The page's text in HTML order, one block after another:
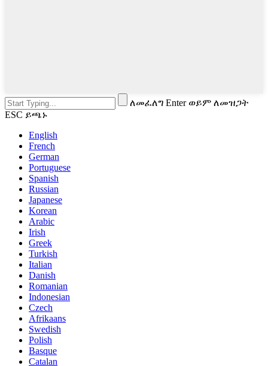
ለመፈለግ Enter ወይም ለመዝጋት
ESC ይጫኑ
English
French
German
Portuguese
Spanish
Russian
Japanese
Korean
Arabic
Irish
Greek
Turkish
Italian
Danish
Romanian
Indonesian
Czech
Afrikaans
Swedish
Polish
Basque
Catalan